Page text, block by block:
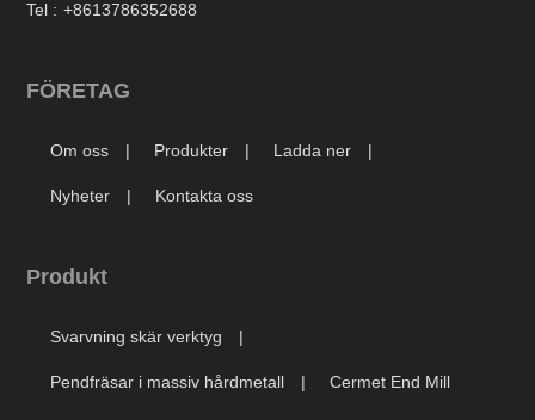
Tel : +8613786352688
FÖRETAG
Om oss Produkter Ladda ner
Nyheter Kontakta oss
Produkt
Svarvning skär verktyg
Pendfräsar i massiv hårdmetall Cermet End Mill